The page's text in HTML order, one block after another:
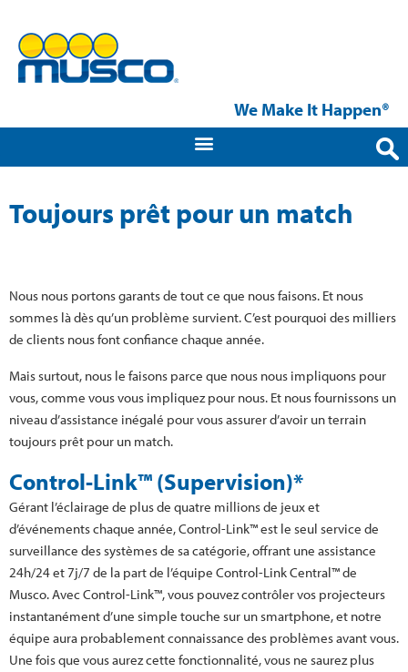
We Make It Happen®
Toujours prêt pour un match
Nous nous portons garants de tout ce que nous faisons. Et nous
sommes là dès qu’un problème survient. C’est pourquoi des milliers
de clients nous font confiance chaque année.
Mais surtout, nous le faisons parce que nous nous impliquons pour
vous, comme vous vous impliquez pour nous. Et nous fournissons un
niveau d’assistance inégalé pour vous assurer d’avoir un terrain
toujours prêt pour un match.
Control-Link™ (Supervision)*
Gérant l’éclairage de plus de quatre millions de jeux et
d’événements chaque année, Control-Link™ est le seul service de
surveillance des systèmes de sa catégorie, offrant une assistance
24h/24 et 7j/7 de la part de l’équipe Control-Link Central™ de
Musco. Avec Control-Link™, vous pouvez contrôler vos projecteurs
instantanément d’une simple touche sur un smartphone, et notre
équipe aura probablement connaissance des problèmes avant vous.
Une fois que vous aurez cette fonctionnalité, vous ne saurez plus